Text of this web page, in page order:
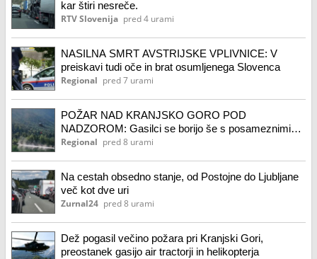
kar štiri nesreče.
RTV Slovenija pred 4 urami
NASILNA SMRT AVSTRIJSKE VPLIVNICE: V
preiskavi tudi oče in brat osumljenega Slovenca
Regional pred 7 urami
POŽAR NAD KRANJSKO GORO POD
NADZOROM: Gasilci se borijo še s posameznimi
žarišči
Regional pred 8 urami
Na cestah obsedno stanje, od Postojne do Ljubljane
več kot dve uri
Zurnal24 pred 8 urami
Dež pogasil večino požara pri Kranjski Gori,
preostanek gasijo air tractorji in helikopterja